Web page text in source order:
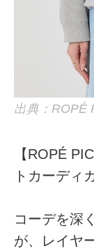
出典：ROPÉ
【ROPÉ
トカーディ
コーデを深
が、レイヤ